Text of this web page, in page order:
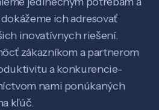
how
O nás
ich adresovať
inovatívnych riešení.
zákazníkom a partnerom
a konkurencie-
nami ponúkaných
kľúč.